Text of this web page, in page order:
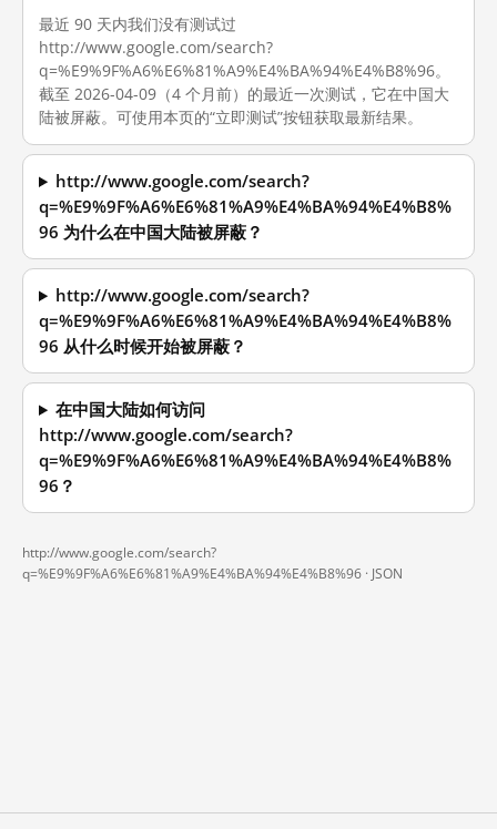
最近 90 天内我们没有测试过
http://www.google.com/search?
q=%E9%9F%A6%E6%81%A9%E4%BA%94%E4%B8%96。
截至 2026-04-09（4 个月前）的最近一次测试，它在中国大
陆被屏蔽。可使用本页的“立即测试”按钮获取最新结果。
http://www.google.com/search?
q=%E9%9F%A6%E6%81%A9%E4%BA%94%E4%B8%
96 为什么在中国大陆被屏蔽？
http://www.google.com/search?
q=%E9%9F%A6%E6%81%A9%E4%BA%94%E4%B8%
96 从什么时候开始被屏蔽？
在中国大陆如何访问
http://www.google.com/search?
q=%E9%9F%A6%E6%81%A9%E4%BA%94%E4%B8%
96？
http://www.google.com/search?
q=%E9%9F%A6%E6%81%A9%E4%BA%94%E4%B8%96 · JSON